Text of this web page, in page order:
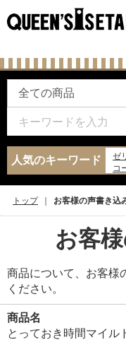
人気のキーワード ゼ
コ
トップ お客様の声書き込
お客
商品について、お客様
ください。
商品名
とっておき時間マイル